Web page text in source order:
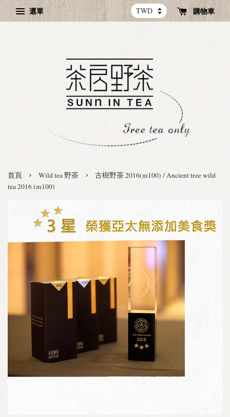
選單 購物車
首頁 › Wild tea 野茶 ›
古樹野茶 2016(m100) / Ancient tree wild
tea 2016 (m100)